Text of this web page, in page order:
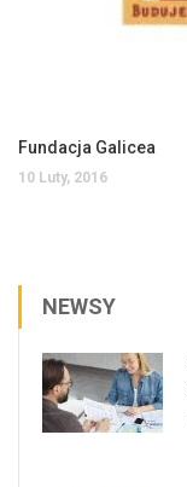
Fundacja Galicea
10 Luty, 2016
NEWSY